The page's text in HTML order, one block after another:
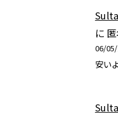
に
06/
安いよ